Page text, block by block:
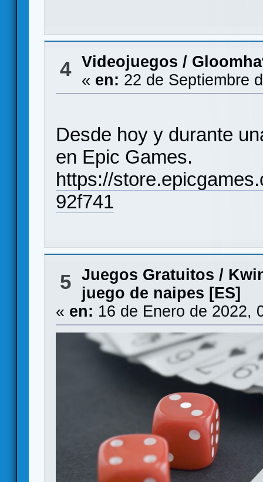
4 Videojuegos /
« en: 22 de Septiembre
Desde hoy y durante
en Epic Games.
https://
92f741
5 Juegos Gratuitos /
juego de naipes [ES]
« en: 16 de Enero de 2022,